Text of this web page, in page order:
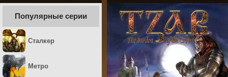
Популярные серии
Сталкер
Метро